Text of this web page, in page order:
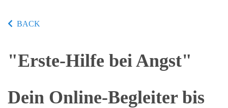
BACK
"Erste-Hilfe bei Angst"
Dein Online-Begleiter bis